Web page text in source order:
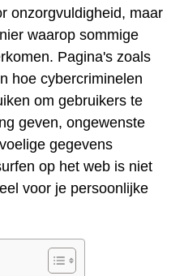
onzorgvuldigheid, maar
waarop sommige
Pagina's zoals
hoe cybercriminelen
om gebruikers te
geven, ongewenste
gegevens
op het web is niet
voor je persoonlijke